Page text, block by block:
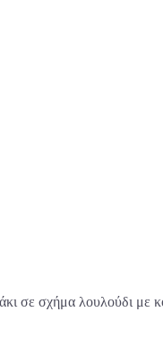
σε σχήμα λουλούδι με